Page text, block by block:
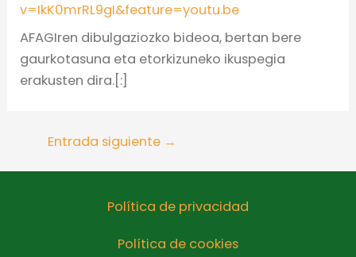
v=IkK0mrRL9gI&feature=youtu.be
AFAGIren dibulgaziozko bideoa, bertan bere
gaurkotasuna eta etorkizuneko ikuspegia
erakusten dira.[:]
Entrada siguiente →
Política de privacidad
Política de cookies